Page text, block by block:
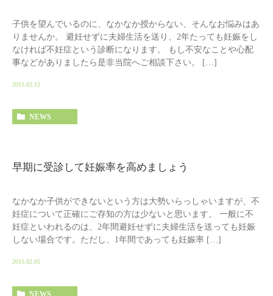
子供を望んでいるのに、なかなか授からない、そんなお悩みはあ
りませんか。 避妊せずに夫婦生活を送り、2年たっても妊娠をし
なければ不妊症という診断になります。 もし不安なことや心配
事などがありましたら是非当院へご相談下さい。 […]
2015.02.12
NEWS
早期に受診して妊娠率を高めましょう
なかなか子供ができないという方は大勢いらっしゃいますが、不
妊症について正確にご存知の方は少ないと思います。 一般に不
妊症といわれるのは、2年間避妊せずに夫婦生活を送っても妊娠
しない場合です。ただし、1年間であっても妊娠率 […]
2015.02.05
NEWS